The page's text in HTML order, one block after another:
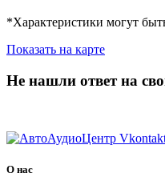
*Характеристики могут
Показать на карте
Не нашли ответ на
О нас